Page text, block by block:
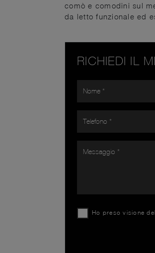
comò e comodini sul
da letto funzionale ed
RICHIEDI IL
Ho preso visione